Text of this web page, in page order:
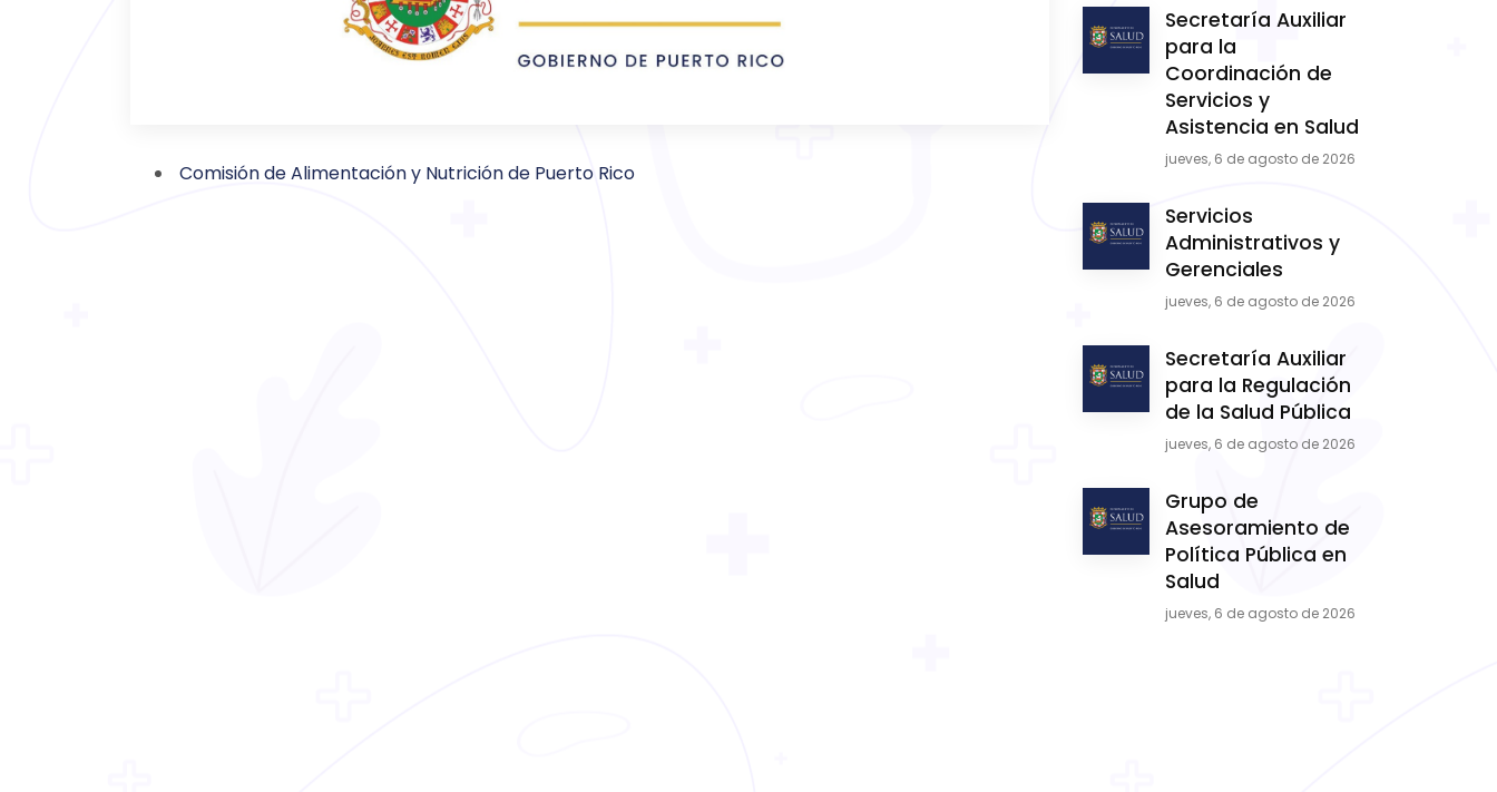
Comisión de Alimentación y Nutrición de Puerto Rico
Secretaría Auxiliar
para la
Coordinación de
Servicios y
Asistencia en Salud
jueves, 6 de agosto de 2026
Servicios
Administrativos y
Gerenciales
jueves, 6 de agosto de 2026
Secretaría Auxiliar
para la Regulación
de la Salud Pública
jueves, 6 de agosto de 2026
Grupo de
Asesoramiento de
Política Pública en
Salud
jueves, 6 de agosto de 2026